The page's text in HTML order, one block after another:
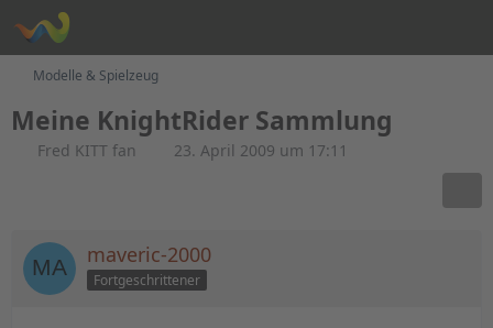
Modelle & Spielzeug
Meine KnightRider Sammlung
Fred KITT fan 23. April 2009 um 17:11
maveric-2000
Fortgeschrittener